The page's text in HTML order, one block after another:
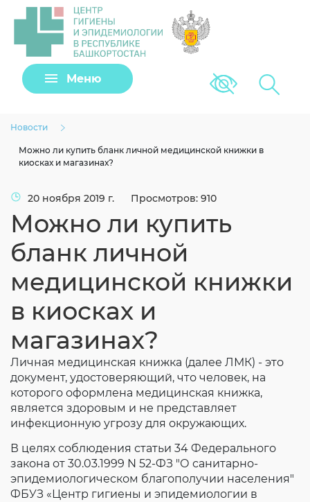
Меню Версия для
Новости
Можно ли купить бланк личной медицинской книжки в
киосках и магазинах?
20 ноября 2019 г. Просмотров: 910
Можно ли купить
бланк личной
медицинской книжки
в киосках и
магазинах?
Личная медицинская книжка (далее ЛМК) - это
документ, удостоверяющий, что человек, на
которого оформлена медицинская книжка,
является здоровым и не представляет
инфекционную угрозу для окружающих.
В целях соблюдения статьи 34 Федерального
закона от 30.03.1999 N 52-ФЗ "О санитарно-
эпидемиологическом благополучии населения"
ФБУЗ «Центр гигиены и эпидемиологии в
Задать вопрос
Клещи
Загрузить файл
Согласие на обработку личных данных
Введите слово с картинки